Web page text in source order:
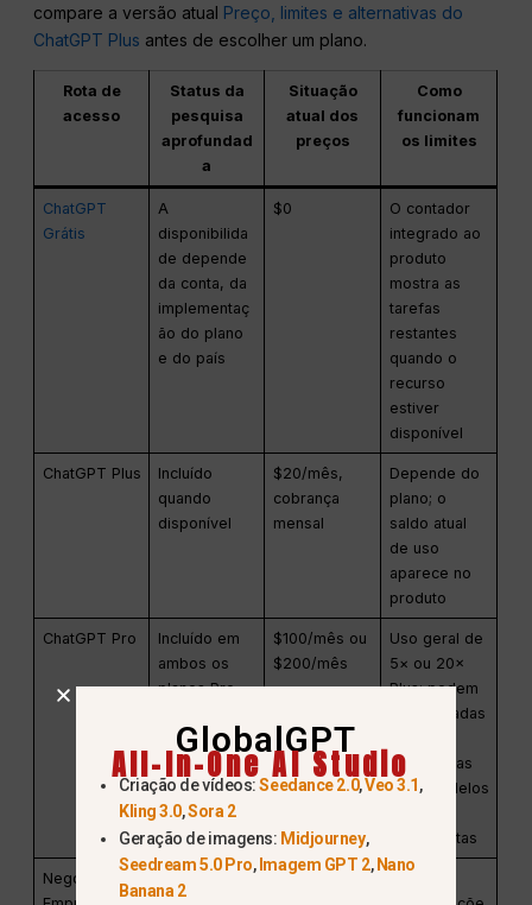
compare a versão atual Preço, limites e alternativas do
ChatGPT Plus antes de escolher um plano.
Rota de
acesso
Status da
pesquisa
aprofundad
a
Situação
atual dos
preços
Como
funcionam
os limites
ChatGPT
Grátis
A
disponibilida
de depende
da conta, da
implementaç
ão do plano
e do país
$0
O contador
integrado ao
produto
mostra as
tarefas
restantes
quando o
recurso
estiver
disponível
ChatGPT Plus
Incluído
quando
disponível
$20/mês,
cobrança
mensal
Depende do
plano; o
saldo atual
de uso
aparece no
produto
ChatGPT Pro
Incluído em
ambos os
planos Pro
$100/mês ou
$200/mês
Uso geral de
5× ou 20×
Plus; podem
ser aplicadas
específicas
para modelos
ferramentas
Negócios /
Preços por
GlobalGPT
All-In-One AI Studio
Criação de vídeos:Seedance 2.0,Veo 3.1,
Kling 3.0,Sora 2
Geração de imagens: Midjourney,
Seedream 5.0 Pro, Imagem GPT 2, Nano
Banana 2